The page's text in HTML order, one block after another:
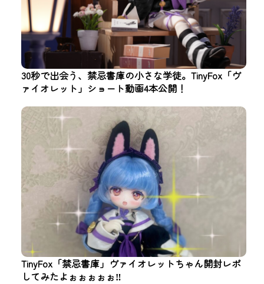
30秒で出会う、禁忌書庫の小さな学徒。TinyFox「ヴ
ァイオレット」ショート動画4本公開！
TinyFox「禁忌書庫」ヴァイオレットちゃん開封レポ
してみたよぉぉぉぉぉ‼